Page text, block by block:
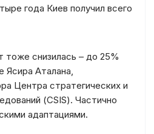
года Киев получил всего
тоже снизилась – до 25%
Ясира Аталана,
Центра стратегических и
(CSIS). Частично
адаптациями.